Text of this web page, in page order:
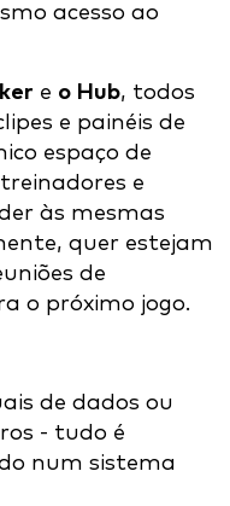
acesso ao
e o Hub, todos
e painéis de
espaço de
e
às mesmas
quer estejam
de
o próximo jogo.
de dados ou
- tudo é
num sistema